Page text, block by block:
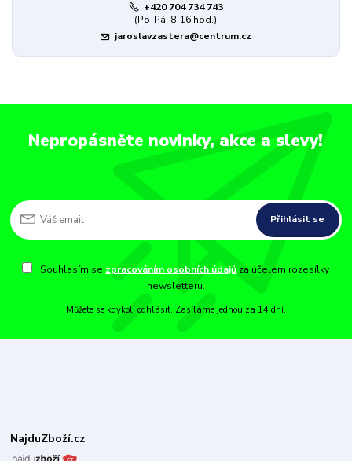
+420 704 734 743
(Po-Pá, 8-16 hod.)
jaroslavzastera@centrum.cz
Nepropásněte novinky, akce a slevy!
Přihlásit se
Souhlasím se zpracováním osobních údajů za účelem rozesílky
newsletteru.
Můžete se kdykoli odhlásit. Zasíláme jednou za 14 dní.
NajduZboží.cz